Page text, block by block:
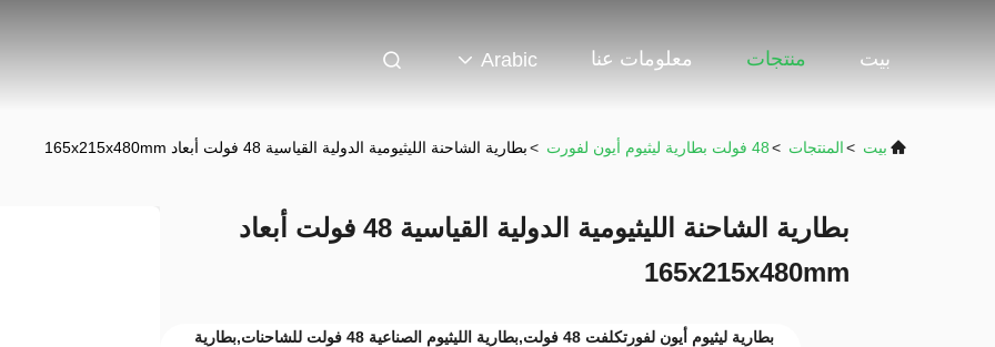
بيت منتجات معلومات عنا Arabic
بيت >المنتجات >48 فولت بطارية ليثيوم أيون لفورت >بطارية الشاحنة الليثيومية الدولية القياسية 48 فولت أبعاد 165x215x480mm
بطارية الشاحنة الليثيومية الدولية القياسية 48 فولت أبعاد
165x215x480mm
بطارية ليثيوم أيون لفورتكلفت 48 فولت,بطارية الليثيوم الصناعية 48 فولت للشاحنات,بطارية